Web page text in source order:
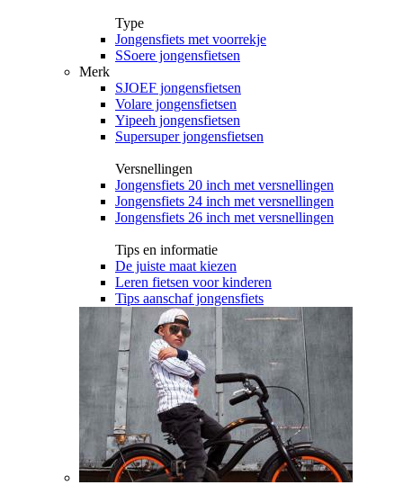
Type
Jongensfiets met voorrekje
SSoere jongensfietsen
Merk
SJOEF jongensfietsen
Volare jongensfietsen
Yipeeh jongensfietsen
Supersuper jongensfietsen
Versnellingen
Jongensfiets 20 inch met versnellingen
Jongensfiets 24 inch met versnellingen
Jongensfiets 26 inch met versnellingen
Tips en informatie
De juiste maat kiezen
Leren fietsen voor kinderen
Tips aanschaf jongensfiets